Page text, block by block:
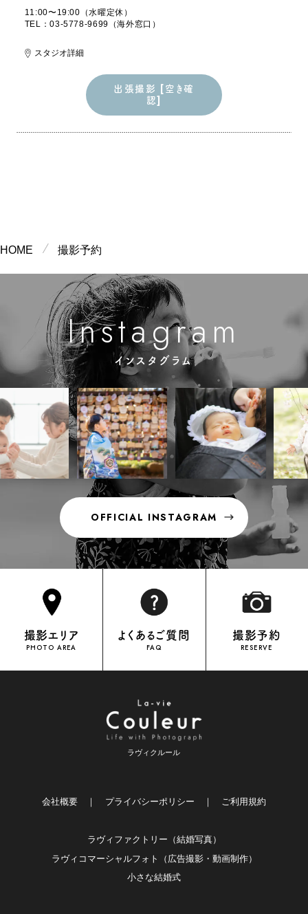
11:00〜19:00（水曜定休）
TEL：03-5778-9699（海外窓口）
スタジオ詳細
出張撮影 [空き確
認]
出張撮影 [空き確
HOME 撮影予約
Instagram
インスタグラム
OFFICIAL INSTAGRAM
OFFICIAL INSTAGRAM
撮影エリア
PHOTO AREA
よくあるご質問
FAQ
撮影予約
RESERVE
ラヴィクルール
会社概要 ｜ プライバシーポリシー ｜ ご利用規約
ラヴィファクトリー（結婚写真）
ラヴィコマーシャルフォト（広告撮影・動画制作）
小さな結婚式